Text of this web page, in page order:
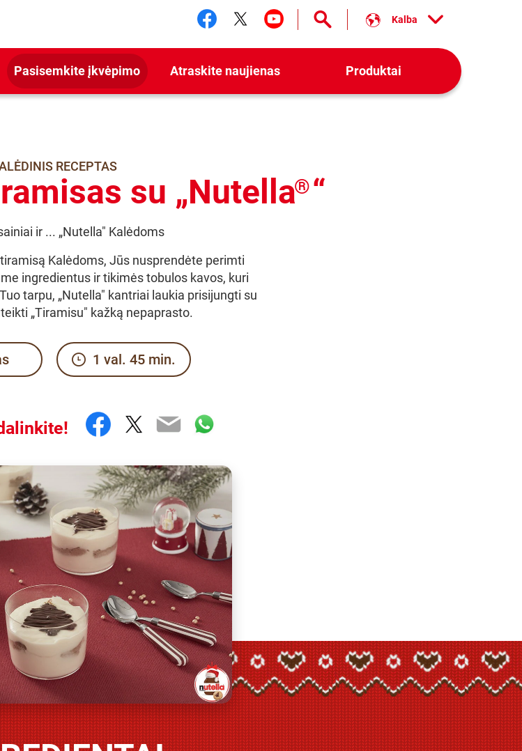
Stebėkite mus facebook
Stebėkite mus twitter
Stebėkite mus youtube
Kalba
Pasisemkite įkvėpimo Atraskite naujienas Produktai
RECEPTAS
su „Nutella®“
ir ... „Nutella" Kalėdoms
Kalėdoms, Jūs nusprendėte perimti
ingredientus ir tikimės tobulos kavos, kuri
tarpu, „Nutella" kantriai laukia prisijungti su
„Tiramisu" kažką nepaprasto.
1 val. 45 min.
Facebook
Twitter
EmailWhatsApp